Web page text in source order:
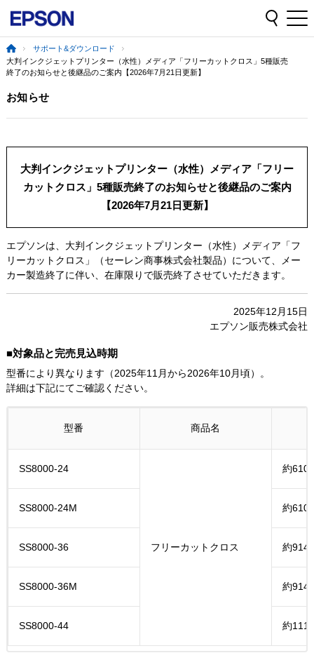
サポート&ダウンロード
大判インクジェットプリンター（水性）メディア「フリーカットクロス」5種販売
終了のお知らせと後継品のご案内【2026年7月21日更新】
お知らせ
大判インクジェットプリンター（水性）メディア「フリー
カットクロス」5種販売終了のお知らせと後継品のご案内
【2026年7月21日更新】
エプソンは、大判インクジェットプリンター（水性）メディア「フ
リーカットクロス」（セーレン商事株式会社製品）について、メー
カー製造終了に伴い、在庫限りで販売終了させていただきます。
2025年12月15日
エプソン販売株式会社
■対象品と完売見込時期
型番により異なります（2025年11月から2026年10月頃）。
詳細は下記にてご確認ください。
型番 商品名
SS8000-24
フリーカットクロス
約
SS8000-24M 約
SS8000-36 約
SS8000-36M 約
SS8000-44 約